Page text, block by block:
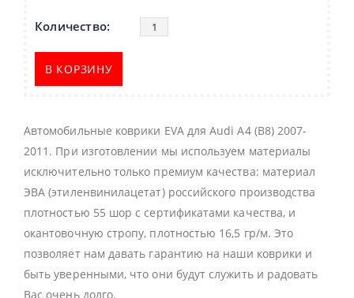
В КОРЗИНУ
Автомобильные коврики EVA для Audi A4 (B8) 2007-
2011. При изготовлении мы используем материалы
исключительно только премиум качества: материал
ЭВА (этиленвинилацетат) российского производства
плотностью 55 шор с сертификатами качества, и
окантовочную стропу, плотностью 16,5 гр/м. Это
позволяет нам давать гарантию на наши коврики и
быть уверенными, что они будут служить и радовать
Вас очень долго.